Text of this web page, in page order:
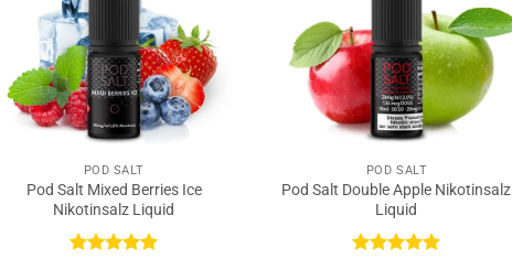
POD SALT
Pod Salt Mixed Berries Ice
Nikotinsalz Liquid
POD SALT
Pod Salt Double Apple Nikotinsalz
Liquid